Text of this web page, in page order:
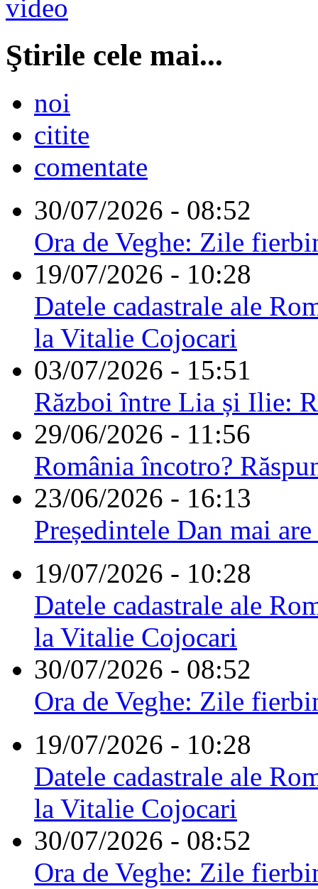
Ştirile cele mai...
noi
citite
comentate
30/07/2026 - 08:52
Ora de Veghe: Zile
19/07/2026 - 10:28
Datele cadastrale ale
la Vitalie Cojocari
03/07/2026 - 15:51
Război între Lia și Ilie:
29/06/2026 - 11:56
România încotro?
23/06/2026 - 16:13
Președintele Dan mai
19/07/2026 - 10:28
Datele cadastrale ale
la Vitalie Cojocari
30/07/2026 - 08:52
Ora de Veghe: Zile
19/07/2026 - 10:28
Datele cadastrale ale
la Vitalie Cojocari
30/07/2026 - 08:52
Ora de Veghe: Zile